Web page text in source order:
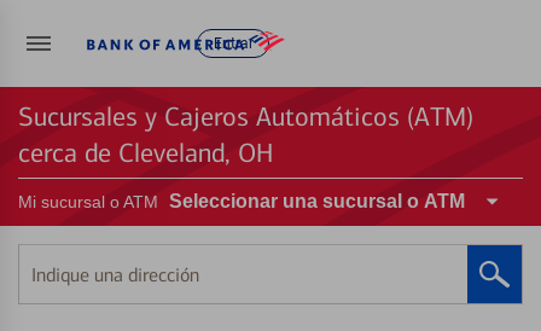
Entrar
Sucursales y Cajeros Automáticos (ATM)
cerca de Cleveland, OH
Mi sucursal o ATM Seleccionar una sucursal o ATM
Indique
una